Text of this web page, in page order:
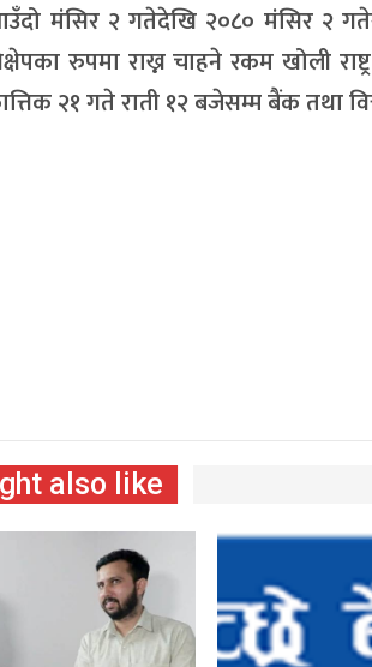
मंसिर २ गतेदेखि २०८० मंसिर २
रुपमा राख्न चाहने रकम खोली
२१ गते राती १२ बजेसम्म बैंक तथा
also like